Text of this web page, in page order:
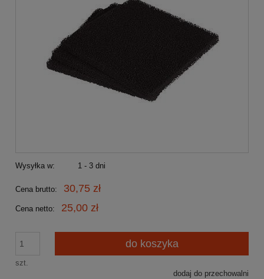
Wysyłka w: 1 - 3 dni
Cena brutto: 30,75 zł
Cena netto: 25,00 zł
szt.
do koszyka
dodaj do przechowalni